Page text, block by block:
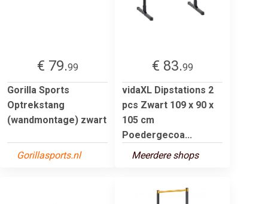
€ 79.99
Gorilla Sports
Optrekstang
(wandmontage) zwart
Gorillasports.nl
€ 83.99
vidaXL Dipstations 2
pcs Zwart 109 x 90 x
105 cm
Poedergecoa...
Meerdere shops